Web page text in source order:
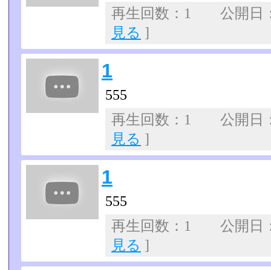
再生回数：1 公開
見る ]
1
555
再生回数：1 公開
見る ]
1
555
再生回数：1 公開
見る ]